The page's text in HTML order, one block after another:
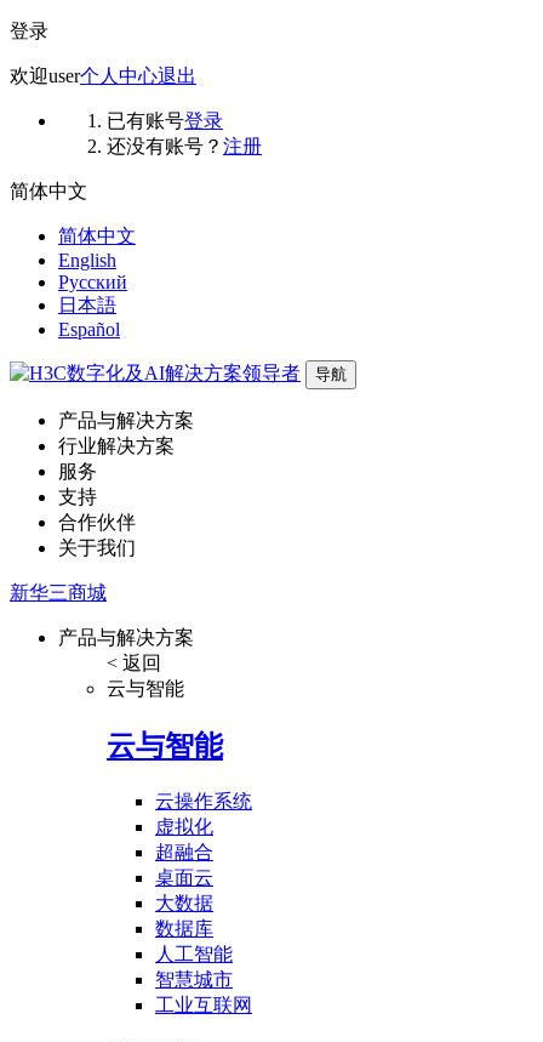
登录
欢迎user个人中心退出
已有账号登录
还没有账号？ 注册
简体中文
简体中文
English
Русский
日本語
Español
导航
产品与解决方案
行业解决方案
服务
支持
合作伙伴
关于我们
新华三商城
产品与解决方案
< 返回
云与智能
云与智能
云操作系统
虚拟化
超融合
桌面云
大数据
数据库
人工智能
智慧城市
工业互联网